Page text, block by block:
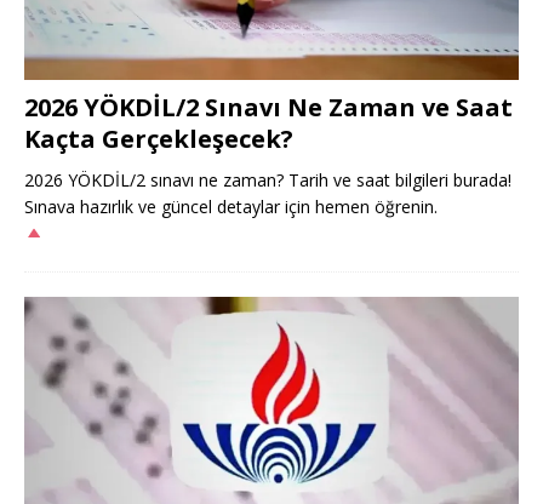
2026 YÖKDİL/2 Sınavı Ne Zaman ve Saat
Kaçta Gerçekleşecek?
2026 YÖKDİL/2 sınavı ne zaman? Tarih ve saat bilgileri burada!
Sınava hazırlık ve güncel detaylar için hemen öğrenin.